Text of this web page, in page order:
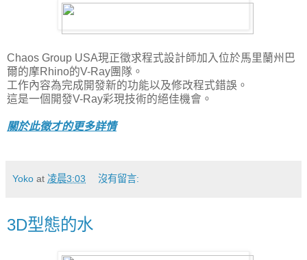
Chaos Group USA現正徵求程式設計師加入位於馬里蘭州巴
爾的摩Rhino的V-Ray團隊。
工作內容為完成開發新的功能以及修改程式錯誤。
這是一個開發V-Ray彩現技術的絕佳機會。
關於此徵才的更多詳情
Yoko at 凌晨3:03 沒有留言:
3D型態的水